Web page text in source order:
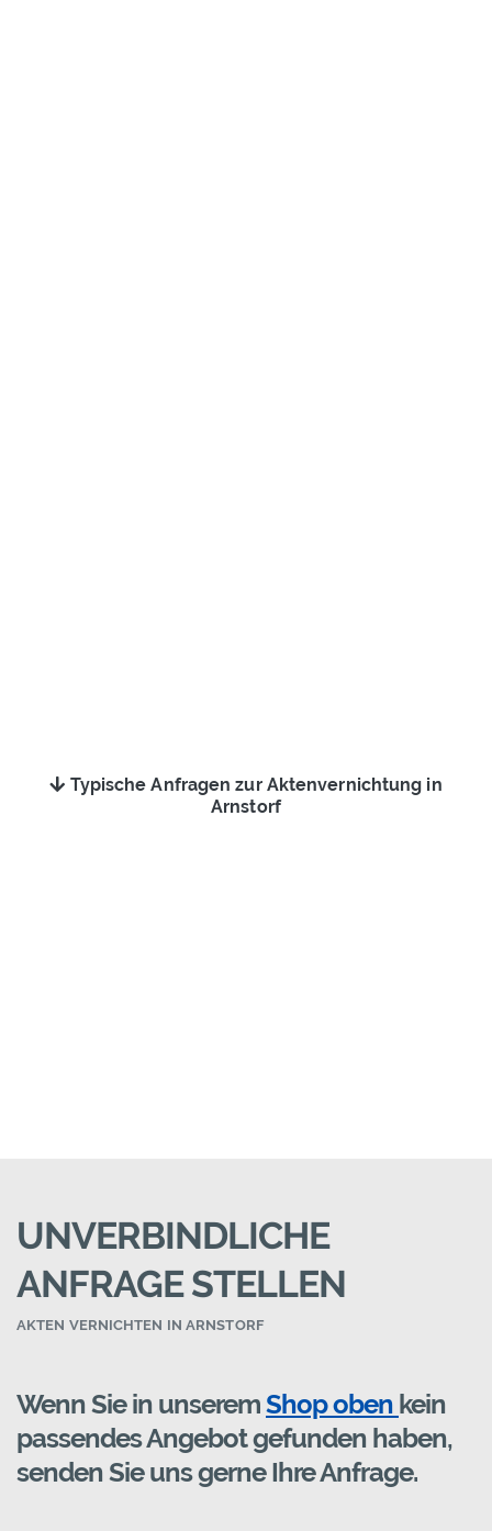
Typische Anfragen zur Aktenvernichtung in
Arnstorf
UNVERBINDLICHE
ANFRAGE STELLEN
AKTEN VERNICHTEN IN ARNSTORF
Wenn Sie in unseremShop oben kein
passendes Angebot gefunden haben,
senden Sie uns gerne Ihre Anfrage.